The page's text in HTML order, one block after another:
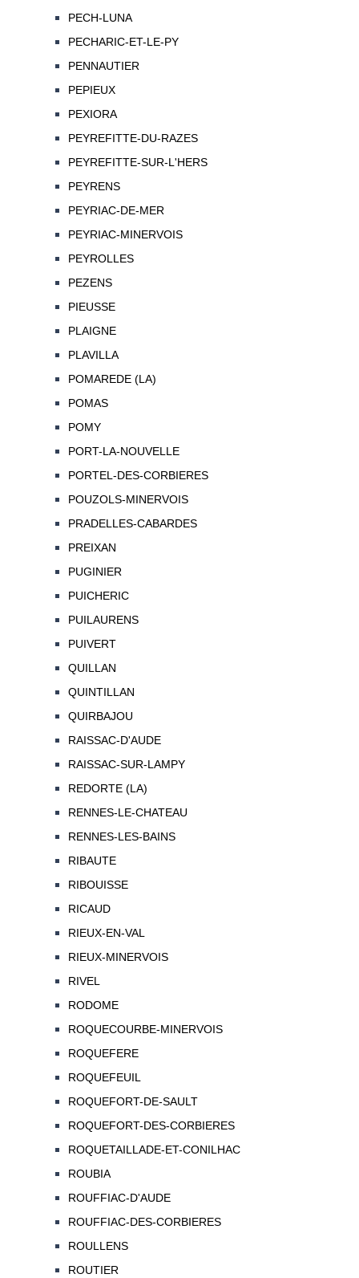
PECH-LUNA
PECHARIC-ET-LE-PY
PENNAUTIER
PEPIEUX
PEXIORA
PEYREFITTE-DU-RAZES
PEYREFITTE-SUR-L'HERS
PEYRENS
PEYRIAC-DE-MER
PEYRIAC-MINERVOIS
PEYROLLES
PEZENS
PIEUSSE
PLAIGNE
PLAVILLA
POMAREDE (LA)
POMAS
POMY
PORT-LA-NOUVELLE
PORTEL-DES-CORBIERES
POUZOLS-MINERVOIS
PRADELLES-CABARDES
PREIXAN
PUGINIER
PUICHERIC
PUILAURENS
PUIVERT
QUILLAN
QUINTILLAN
QUIRBAJOU
RAISSAC-D'AUDE
RAISSAC-SUR-LAMPY
REDORTE (LA)
RENNES-LE-CHATEAU
RENNES-LES-BAINS
RIBAUTE
RIBOUISSE
RICAUD
RIEUX-EN-VAL
RIEUX-MINERVOIS
RIVEL
RODOME
ROQUECOURBE-MINERVOIS
ROQUEFERE
ROQUEFEUIL
ROQUEFORT-DE-SAULT
ROQUEFORT-DES-CORBIERES
ROQUETAILLADE-ET-CONILHAC
ROUBIA
ROUFFIAC-D'AUDE
ROUFFIAC-DES-CORBIERES
ROULLENS
ROUTIER